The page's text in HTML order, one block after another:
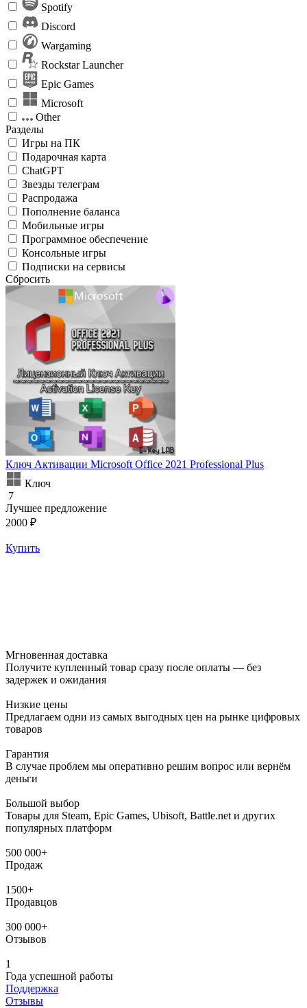
Spotify
Discord
Wargaming
Rockstar Launcher
Epic Games
Microsoft
Other
Разделы
Игры на ПК
Подарочная карта
ChatGPT
Звезды телеграм
Распродажа
Пополнение баланса
Мобильные игры
Программное обеспечение
Консольные игры
Подписки на сервисы
Сбросить
Ключ Активации Microsoft Office 2021 Professional Plus
Ключ
7
Лучшее предложение
2000 ₽
Купить
Мгновенная доставка
Получите купленный товар сразу после оплаты — без
задержек и ожидания
Низкие цены
Предлагаем одни из самых выгодных цен на рынке цифровых
товаров
Гарантия
В случае проблем мы оперативно решим вопрос или вернём
деньги
Большой выбор
Товары для Steam, Epic Games, Ubisoft, Battle.net и других
популярных платформ
500 000+
Продаж
1500+
Продавцов
300 000+
Отзывов
1
Года успешной работы
Поддержка
Отзывы